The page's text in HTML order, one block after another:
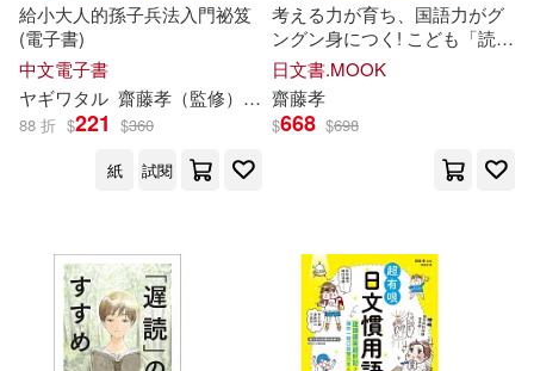
給小大人的孫子兵法入門祕笈
(電子書)
中文電子書
ヤギワタル 齋藤孝 （監修） 林芷柔
88 折 $221 $360
紙
試閱
考える力が育ち、国語力がグ
ングン身につく! こども「読解
力」ドリル
日文書.MOOK
齋藤孝
$668 $698